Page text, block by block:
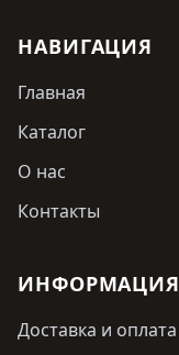
НАВИГАЦИЯ
Главная
Каталог
О нас
Контакты
ИНФОРМАЦИЯ
Доставка и оплата